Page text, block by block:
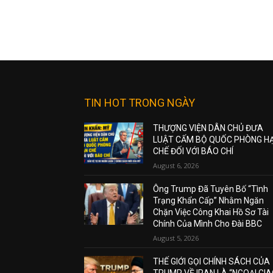
TIN HOT TRONG NGÀY
THƯỢNG VIỆN DÂN CHỦ ĐƯA
LUẬT CẤM BỘ QUỐC PHÒNG
CHẾ ĐỐI VỚI BÁO CHÍ
August 6, 2026
Ông Trump Đã Tuyên Bố “Tình
Trạng Khẩn Cấp” Nhằm Ngăn
Chặn Việc Công Khai Hồ Sơ Tài
Chính Của Mình Cho Đài BBC
August 5, 2026
THẾ GIỚI GỌI CHÍNH SÁCH CỦA